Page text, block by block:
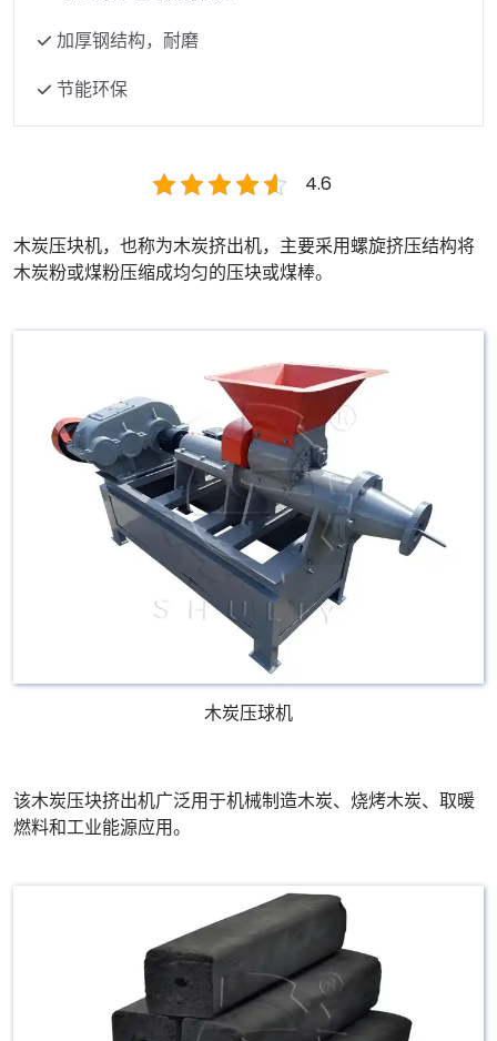
加厚钢结构，耐磨
节能环保
4.6
木炭压块机，也称为木炭挤出机，主要采用螺旋挤压结构将
木炭粉或煤粉压缩成均匀的压块或煤棒。
木炭压球机
该木炭压块挤出机广泛用于机械制造木炭、烧烤木炭、取暖
燃料和工业能源应用。